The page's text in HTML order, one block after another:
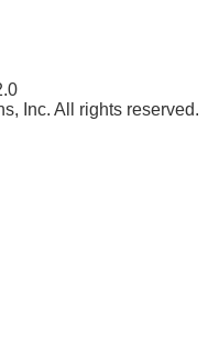
Inc. All rights reserved.